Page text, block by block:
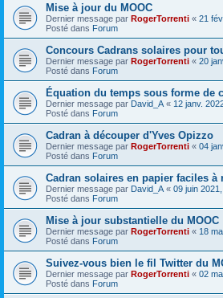
Mise à jour du MOOC
Dernier message par RogerTorrenti « 21
Posté dans Forum
Concours Cadrans solaires pour
Dernier message par RogerTorrenti « 20
Posté dans Forum
Équation du temps sous forme de
Dernier message par David_A « 12 janv.
Posté dans Forum
Cadran à découper d'Yves Opizzo
Dernier message par RogerTorrenti « 04
Posté dans Forum
Cadran solaires en papier faciles à
Dernier message par David_A « 09 juin
Posté dans Forum
Mise à jour substantielle du MOOC
Dernier message par RogerTorrenti « 18
Posté dans Forum
Suivez-vous bien le fil Twitter du
Dernier message par RogerTorrenti « 02
Posté dans Forum